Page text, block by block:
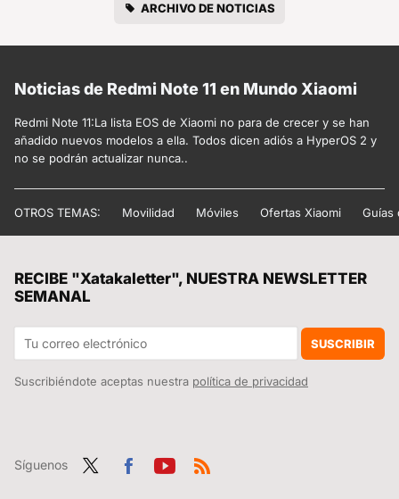
ARCHIVO DE NOTICIAS
Noticias de Redmi Note 11 en Mundo Xiaomi
Redmi Note 11:La lista EOS de Xiaomi no para de crecer y se han
añadido nuevos modelos a ella. Todos dicen adiós a HyperOS 2 y
no se podrán actualizar nunca..
OTROS TEMAS: Movilidad Móviles Ofertas Xiaomi Guías
RECIBE "Xatakaletter", NUESTRA NEWSLETTER
SEMANAL
SUSCRIBIR
Suscribiéndote aceptas nuestra política de privacidad
Síguenos